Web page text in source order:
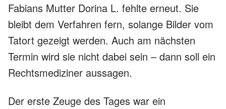
Fabians Mutter Dorina L. fehlte erneut. Sie
bleibt dem Verfahren fern, solange Bilder vom
Tatort gezeigt werden. Auch am nächsten
Termin wird sie nicht dabei sein – dann soll ein
Rechtsmediziner aussagen.
Der erste Zeuge des Tages war ein